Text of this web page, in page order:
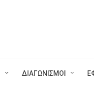
ΔΙΑΓΩΝΙΣΜΟΙ